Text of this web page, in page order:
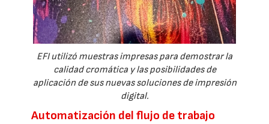
EFI utilizó muestras impresas para demostrar la
calidad cromática y las posibilidades de
aplicación de sus nuevas soluciones de impresión
digital.
Automatización del flujo de trabajo